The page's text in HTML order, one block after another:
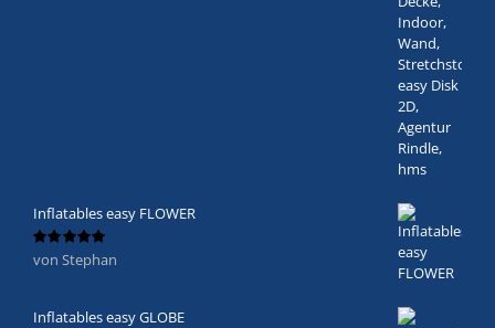
Inflatables easy FLOWER
Bewertet
von 5
von Stephan
Inflatables easy GLOBE